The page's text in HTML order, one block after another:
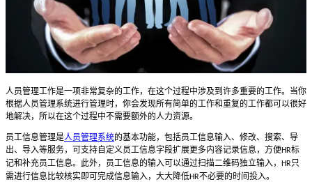
人员管理工作是一项非常复杂的工作，在这个过程中涉及到许多重要的工作。当你
根据人员管理系统进行管理时，你会发现所有简单的工作和重复的工作都可以很好
地解决，所以在这个过程中不需要额外的人力资源。
员工信息管理是人员管理系统的基本功能，包括员工信息输入、修改、搜索、导
出、导入等服务，可支持自定义员工信息字段扩展更多内容记录信息，方便HR标
记和补充员工信息。此外，员工信息的输入可以通过扫描二维码独立输入，
HR只
需进行信息比较核实即可完成信息输入，大大降低HR不必要的时间投入。